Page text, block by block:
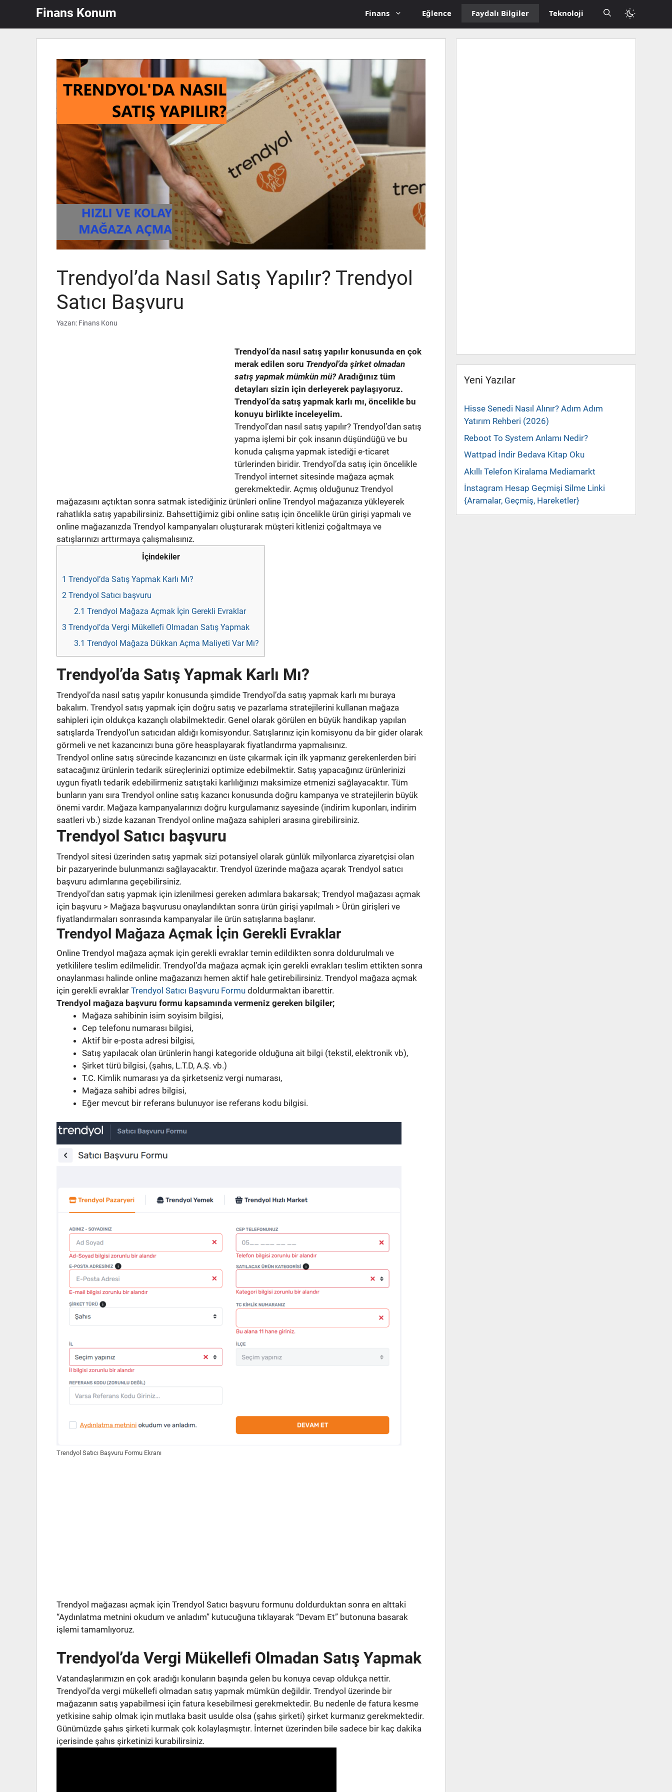
Finans Konum Finans Eğlence Faydalı Bilgiler Teknoloji
Trendyol’da Nasıl Satış Yapılır? Trendyol
Satıcı Başvuru
Yazarı: Finans Konu
Trendyol’da nasıl satış yapılır konusunda en çok
merak edilen soru Trendyol’da şirket olmadan
satış yapmak mümkün mü?Aradığınız tüm
detayları sizin için derleyerek paylaşıyoruz.
Trendyol’da satış yapmak karlı mı, öncelikle bu
konuyu birlikte inceleyelim.
Trendyol’dan nasıl satış yapılır? Trendyol’dan satış
yapma işlemi bir çok insanın düşündüğü ve bu
konuda çalışma yapmak istediği e-ticaret
türlerinden biridir. Trendyol’da satış için öncelikle
Trendyol internet sitesinde mağaza açmak
gerekmektedir. Açmış olduğunuz Trendyol
mağazasını açtıktan sonra satmak istediğiniz ürünleri online Trendyol mağazanıza yükleyerek
rahatlıkla satış yapabilirsiniz. Bahsettiğimiz gibi online satış için öncelikle ürün girişi yapmalı ve
online mağazanızda Trendyol kampanyaları oluşturarak müşteri kitlenizi çoğaltmaya ve
satışlarınızı arttırmaya çalışmalısınız.
İçindekiler
1 Trendyol’da Satış Yapmak Karlı Mı?
2 Trendyol Satıcı başvuru
2.1 Trendyol Mağaza Açmak İçin Gerekli Evraklar
3 Trendyol’da Vergi Mükellefi Olmadan Satış Yapmak
3.1 Trendyol Mağaza Dükkan Açma Maliyeti Var Mı?
Trendyol’da Satış Yapmak Karlı Mı?
Trendyol’da nasıl satış yapılır konusunda şimdide Trendyol’da satış yapmak karlı mı buraya
bakalım. Trendyol satış yapmak için doğru satış ve pazarlama stratejilerini kullanan mağaza
sahipleri için oldukça kazançlı olabilmektedir. Genel olarak görülen en büyük handikap yapılan
satışlarda Trendyol’un satıcıdan aldığı komisyondur. Satışlarınız için komisyonu da bir gider olarak
görmeli ve net kazancınızı buna göre heasplayarak fiyatlandırma yapmalısınız.
Trendyol online satış sürecinde kazancınızı en üste çıkarmak için ilk yapmanız gerekenlerden biri
satacağınız ürünlerin tedarik süreçlerinizi optimize edebilmektir. Satış yapacağınız ürünlerinizi
uygun fiyatlı tedarik edebilirmeniz satıştaki karlılığınızı maksimize etmenizi sağlayacaktır. Tüm
bunların yanı sıra Trendyol online satış kazancı konusunda doğru kampanya ve stratejilerin büyük
önemi vardır. Mağaza kampanyalarınızı doğru kurgulamanız sayesinde (indirim kuponları, indirim
saatleri vb.) sizde kazanan Trendyol online mağaza sahipleri arasına girebilirsiniz.
Trendyol Satıcı başvuru
Trendyol sitesi üzerinden satış yapmak sizi potansiyel olarak günlük milyonlarca ziyaretçisi olan
bir pazaryerinde bulunmanızı sağlayacaktır. Trendyol üzerinde mağaza açarak Trendyol satıcı
başvuru adımlarına geçebilirsiniz.
Trendyol’dan satış yapmak için izlenilmesi gereken adımlara bakarsak; Trendyol mağazası açmak
için başvuru > Mağaza başvurusu onaylandıktan sonra ürün girişi yapılmalı > Ürün girişleri ve
fiyatlandırmaları sonrasında kampanyalar ile ürün satışlarına başlanır.
Trendyol Mağaza Açmak İçin Gerekli Evraklar
Online Trendyol mağaza açmak için gerekli evraklar temin edildikten sonra doldurulmalı ve
yetkililere teslim edilmelidir. Trendyol’da mağaza açmak için gerekli evrakları teslim ettikten sonra
onaylanması halinde online mağazanızı hemen aktif hale getirebilirsiniz. Trendyol mağaza açmak
için gerekli evraklar Trendyol Satıcı Başvuru Formu doldurmaktan ibarettir.
Trendyol mağaza başvuru formu kapsamında vermeniz gereken bilgiler;
Mağaza sahibinin isim soyisim bilgisi,
Cep telefonu numarası bilgisi,
Aktif bir e-posta adresi bilgisi,
Satış yapılacak olan ürünlerin hangi kategoride olduğuna ait bilgi (tekstil, elektronik vb),
Şirket türü bilgisi, (şahıs, L.T.D, A.Ş. vb.)
T.C. Kimlik numarası ya da şirketseniz vergi numarası,
Mağaza sahibi adres bilgisi,
Eğer mevcut bir referans bulunuyor ise referans kodu bilgisi.
Trendyol Satıcı Başvuru Formu Ekranı
Trendyol mağazası açmak için Trendyol Satıcı başvuru formunu doldurduktan sonra en alttaki
“Aydınlatma metnini okudum ve anladım” kutucuğuna tıklayarak “Devam Et” butonuna basarak
işlemi tamamlıyoruz.
Trendyol’da Vergi Mükellefi Olmadan Satış Yapmak
Vatandaşlarımızın en çok aradığı konuların başında gelen bu konuya cevap oldukça nettir.
Trendyol’da vergi mükellefi olmadan satış yapmak mümkün değildir. Trendyol üzerinde bir
mağazanın satış yapabilmesi için fatura kesebilmesi gerekmektedir. Bu nedenle de fatura kesme
yetkisine sahip olmak için mutlaka basit usulde olsa (şahıs şirketi) şirket kurmanız gerekmektedir.
Günümüzde şahıs şirketi kurmak çok kolaylaşmıştır. İnternet üzerinden bile sadece bir kaç dakika
içerisinde şahıs şirketinizi kurabilirsiniz.
Yeni Yazılar
Hisse Senedi Nasıl Alınır? Adım Adım
Yatırım Rehberi (2026)
Reboot To System Anlamı Nedir?
Wattpad İndir Bedava Kitap Oku
Akıllı Telefon Kiralama Mediamarkt
İnstagram Hesap Geçmişi Silme Linki
{Aramalar, Geçmiş, Hareketler}